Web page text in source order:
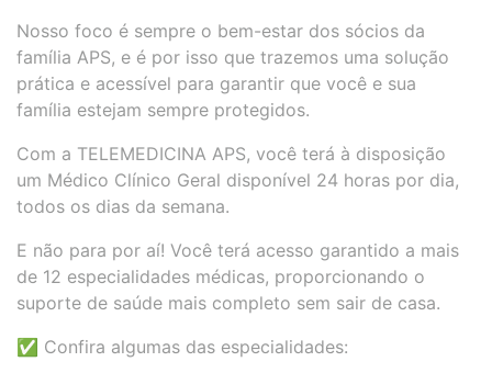
Nosso foco é sempre o bem-estar dos sócios da
família APS, e é por isso que trazemos uma solução
prática e acessível para garantir que você e sua
família estejam sempre protegidos.
Com a TELEMEDICINA APS, você terá à disposição
um Médico Clínico Geral disponível 24 horas por dia,
todos os dias da semana.
E não para por aí! Você terá acesso garantido a mais
de 12 especialidades médicas, proporcionando o
suporte de saúde mais completo sem sair de casa.
✅ Confira algumas das especialidades: